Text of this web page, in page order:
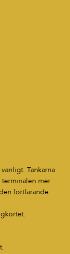
Tankarna
terminalen mer
fortfarande